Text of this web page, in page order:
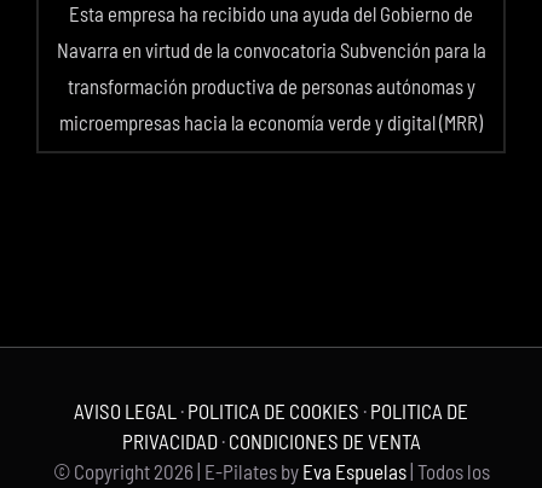
Esta empresa ha recibido una ayuda del Gobierno de
Navarra en virtud de la convocatoria Subvención para la
transformación productiva de personas autónomas y
microempresas hacia la economía verde y digital (MRR)
AVISO LEGAL · POLITICA DE COOKIES · POLITICA DE
PRIVACIDAD· CONDICIONES DE VENTA
© Copyright 2026 | E-Pilates by Eva Espuelas| Todos los